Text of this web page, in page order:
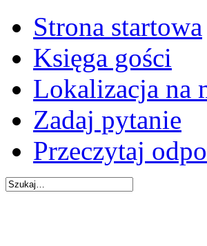
Strona startowa
Księga gości
Lokalizacja na
Zadaj pytanie
Przeczytaj